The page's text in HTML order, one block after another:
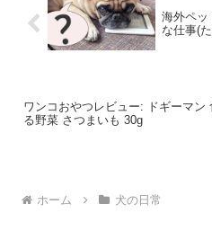
海外ペッ
な仕事(
ワンコおやつレビュー: ドギーマン
る野菜 さつまいも 30g
ホーム 犬の日常